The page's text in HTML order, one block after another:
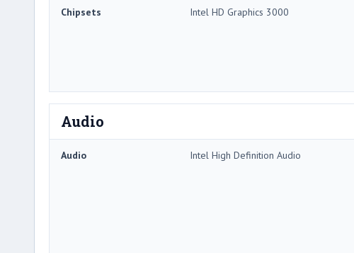
Chipsets Intel HD Graphics 3000
Audio
Audio Intel High Definition Audio